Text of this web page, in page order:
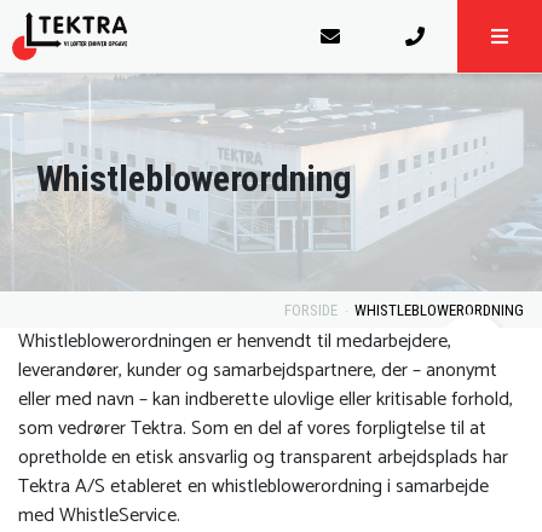
Whistleblowerordning
FORSIDE WHISTLEBLOWERORDNING
Whistleblowerordningen er henvendt til medarbejdere,
leverandører, kunder og samarbejdspartnere, der – anonymt
eller med navn – kan indberette ulovlige eller kritisable forhold,
som vedrører Tektra. Som en del af vores forpligtelse til at
opretholde en etisk ansvarlig og transparent arbejdsplads har
Tektra A/S etableret en whistleblowerordning i samarbejde
med WhistleService.